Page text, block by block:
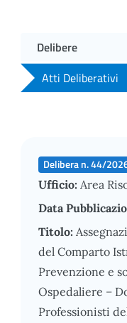
Delibere
Atti Deliberativi
Delibera n. 44/
Ufficio: Area
Data
Titolo:
del Comparto
Prevenzione e
Ospedaliere –
Professionisti